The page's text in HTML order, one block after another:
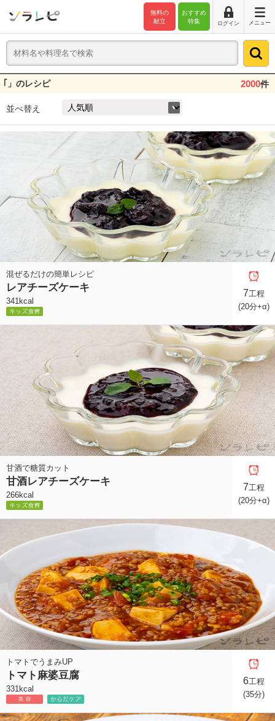
おすすめ
特集
無料の
献立
ログイン メニュー
｢」のレシピ 2000件
並べ替え
混ぜるだけの簡単レシピ
レアチーズケーキ
341kcal
7工程
(20分+α)
甘酒で糖質カット
甘酒レアチーズケーキ
266kcal
7工程
(20分+α)
トマトでうまみUP
トマト麻婆豆腐
331kcal
6工程
(35分)